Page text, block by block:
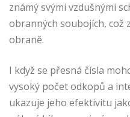
známý svými vzdušnými
obranných soubojích, což
obraně.
I když se přesná čísla
vysoký počet odkopů a
ukazuje jeho efektivitu